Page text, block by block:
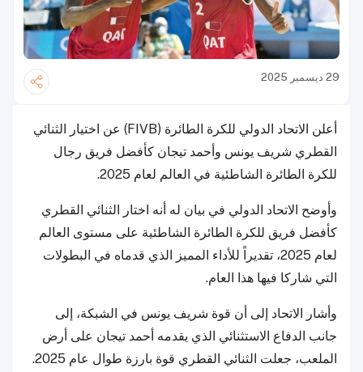
29 ديسمبر 2025
أعلن الاتحاد الدولي للكرة الطائرة (FIVB) عن اختيار الثنائي
القطري شريف يونس وأحمد تيجان كأفضل فريق رجال
للكرة الطائرة الشاطئية في العالم لعام 2025.
وأوضح الاتحاد الدولي في بيان له أنه اختار الثنائي القطري
كأفضل فريق للكرة الطائرة الشاطئية على مستوى العالم
لعام 2025، تقديراً للأداء المميز الذي قدماه في البطولات
التي شاركا فيها هذا العام.
وأشار الاتحاد إلى أن قوة شريف يونس في الشبكة، إلى
جانب الدفاع الاستثنائي الذي يقدمه أحمد تيجان على أرض
الملعب، جعلت الثنائي القطري قوة بارزة طوال عام 2025.